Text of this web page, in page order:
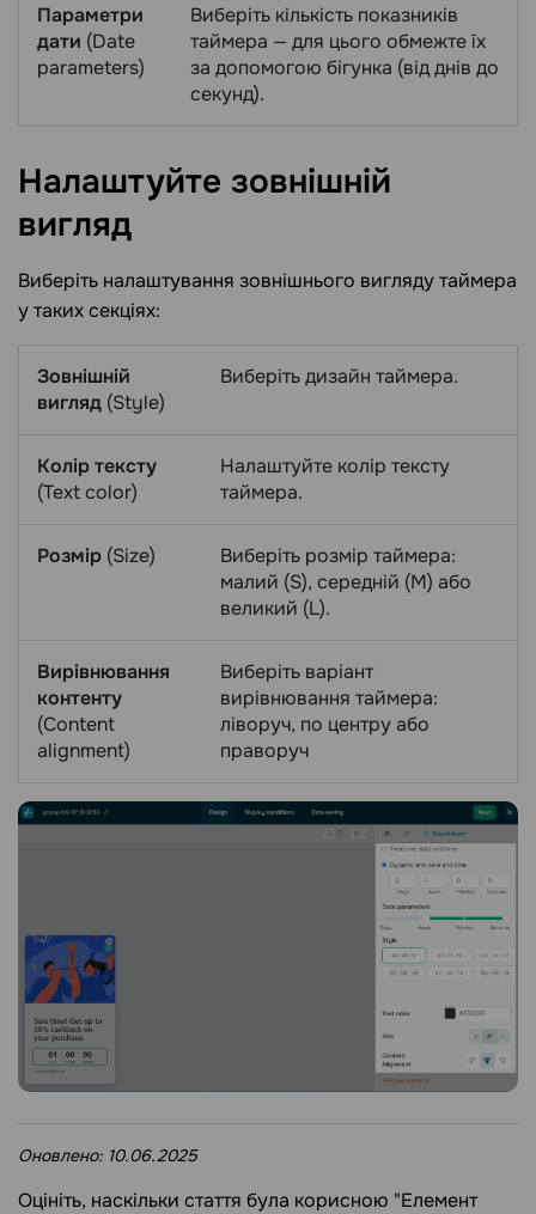
Параметри
дати (Date
parameters)
Виберіть кількість показників
таймера — для цього обмежте їх
за допомогою бігунка (від днів до
секунд).
Налаштуйте зовнішній
вигляд
Виберіть налаштування зовнішнього вигляду таймера
у таких секціях:
Зовнішній
вигляд (Style)
Виберіть дизайн таймера.
Колір тексту
(Text color)
Налаштуйте колір тексту
таймера.
Розмір (Size)
Виберіть розмір таймера:
малий (S), середній (M) або
великий (L).
Вирівнювання
контенту
(Content
alignment)
Виберіть варіант
вирівнювання таймера:
ліворуч, по центру або
праворуч
Оновлено: 10.06.2025
Оцініть, наскільки стаття була корисною "Елемент